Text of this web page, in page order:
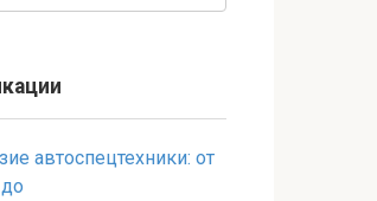
автоспецтехники: от